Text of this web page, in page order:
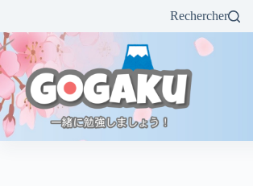
Rechercher